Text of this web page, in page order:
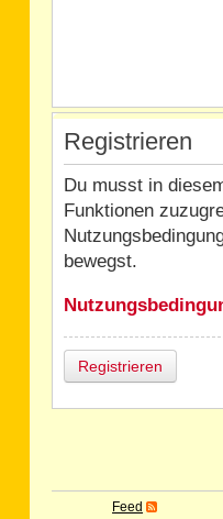
Registrieren
Du musst in
Funktionen
bewegst.
Registrieren
Feed